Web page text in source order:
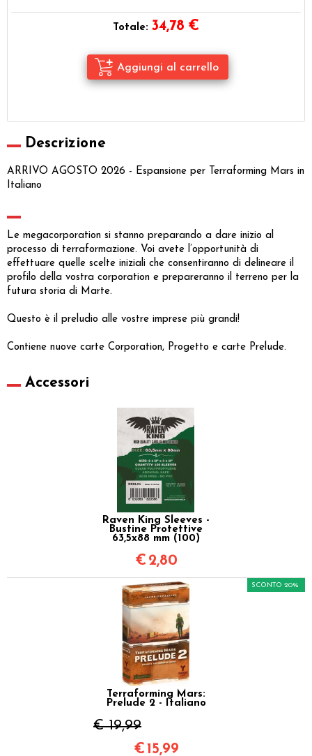
Totale: 34,78 €
Descrizione
ARRIVO AGOSTO 2026 - Espansione per Terraforming Mars in
Italiano
Le megacorporation si stanno preparando a dare inizio al
processo di terraformazione. Voi avete l’opportunità di
effettuare quelle scelte iniziali che consentiranno di delineare il
profilo della vostra corporation e prepareranno il terreno per la
futura storia di Marte.
Questo è il preludio alle vostre imprese più grandi!
Contiene nuove carte Corporation, Progetto e carte Prelude.
Accessori
Raven King Sleeves -
Bustine Protettive
63,5x88 mm (100)
€ 2,80
Terraforming Mars:
Prelude 2 - Italiano
€ 19,99
SCONTO 20%
€ 15,99